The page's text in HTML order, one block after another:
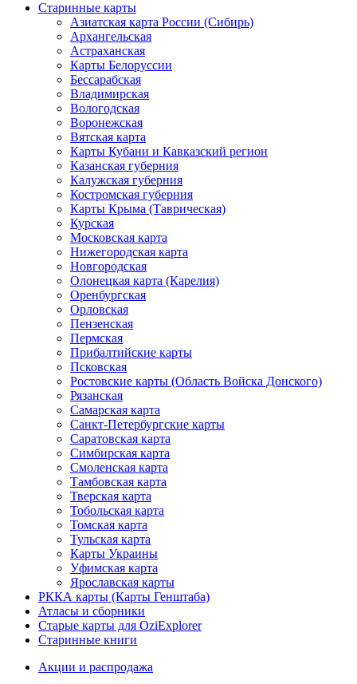
Старинные карты
Азиатская карта России (Сибирь)
Архангельская
Астраханская
Карты Белоруссии
Бессарабская
Владимирская
Вологодская
Воронежская
Вятская карта
Карты Кубани и Кавказский регион
Казанская губерния
Калужская губерния
Костромская губерния
Карты Крыма (Таврическая)
Курская
Московская карта
Нижегородская карта
Новгородская
Олонецкая карта (Карелия)
Оренбургская
Орловская
Пензенская
Пермская
Прибалтийские карты
Псковская
Ростовские карты (Область Войска Донского)
Рязанская
Самарская карта
Санкт-Петербургские карты
Саратовская карта
Симбирская карта
Смоленская карта
Тамбовская карта
Тверская карта
Тобольская карта
Томская карта
Тульская карта
Карты Украины
Уфимская карта
Ярославская карты
РККА карты (Карты Генштаба)
Атласы и сборники
Старые карты для OziExplorer
Старинные книги
Акции и распродажа